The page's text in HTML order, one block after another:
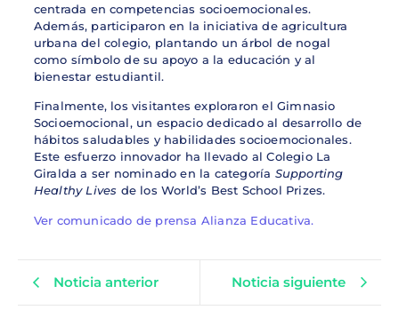
centrada en competencias socioemocionales.
Además, participaron en la iniciativa de agricultura
urbana del colegio, plantando un árbol de nogal
como símbolo de su apoyo a la educación y al
bienestar estudiantil.
Finalmente, los visitantes exploraron el Gimnasio
Socioemocional, un espacio dedicado al desarrollo de
hábitos saludables y habilidades socioemocionales.
Este esfuerzo innovador ha llevado al Colegio La
Giralda a ser nominado en la categoría Supporting
Healthy Lives de los World’s Best School Prizes.
Ver comunicado de prensa Alianza Educativa.
Noticia anterior Noticia siguiente